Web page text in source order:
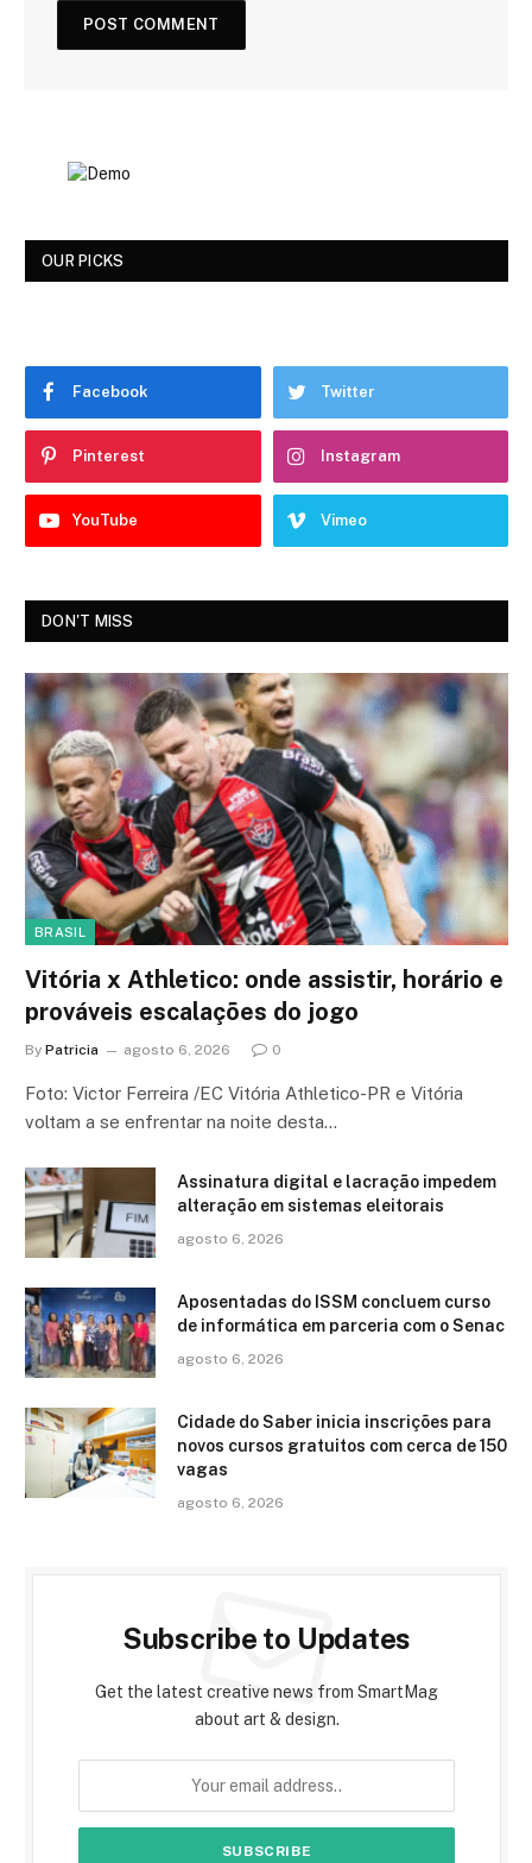
OUR PICKS
Facebook Twitter
Pinterest Instagram
YouTube Vimeo
DON'T MISS
BRASIL
Vitória x Athletico: onde assistir, horário e
prováveis escalações do jogo
By Patricia agosto 6, 2026 0
Foto: Victor Ferreira /EC Vitória Athletico-PR e Vitória
voltam a se enfrentar na noite desta…
Assinatura digital e lacração impedem
alteração em sistemas eleitorais
agosto 6, 2026
Aposentadas do ISSM concluem curso
de informática em parceria com o Senac
agosto 6, 2026
Cidade do Saber inicia inscrições para
novos cursos gratuitos com cerca de 150
vagas
agosto 6, 2026
Subscribe to Updates
Get the latest creative news from SmartMag
about art & design.